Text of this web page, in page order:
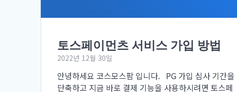
토스페이먼츠 서비스 가입 방법
2022년 12월 30일
안녕하세요 코스모스팜 입니다. PG 가입 심사 기간을
단축하고 지금 바로 결제 기능을 사용하시려면 토스페